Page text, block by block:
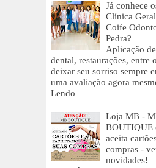
Já conhece
Clínica
Coife
Pedra?
Aplicação
dental, restaurações, entre
deixar seu sorriso sempre
uma avaliação agora
Lendo
Loja MB -
BOUTIQUE
aceita
compras -
novidades!